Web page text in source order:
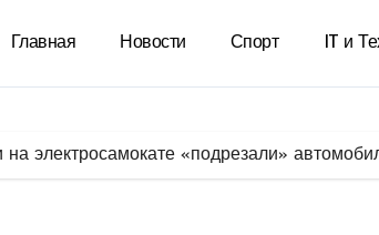
Главная Новости Спорт IT и
на электросамокате «подрезали»